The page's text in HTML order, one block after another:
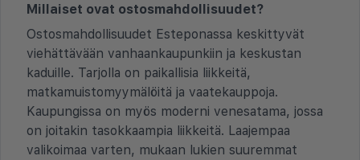
Millaiset ovat ostosmahdollisuudet?
Ostosmahdollisuudet Esteponassa keskittyvät
viehättävään vanhaankaupunkiin ja keskustan
kaduille. Tarjolla on paikallisia liikkeitä,
matkamuistomyymälöitä ja vaatekauppoja.
Kaupungissa on myös moderni venesatama, jossa
on joitakin tasokkaampia liikkeitä. Laajempaa
valikoimaa varten, mukaan lukien suuremmat